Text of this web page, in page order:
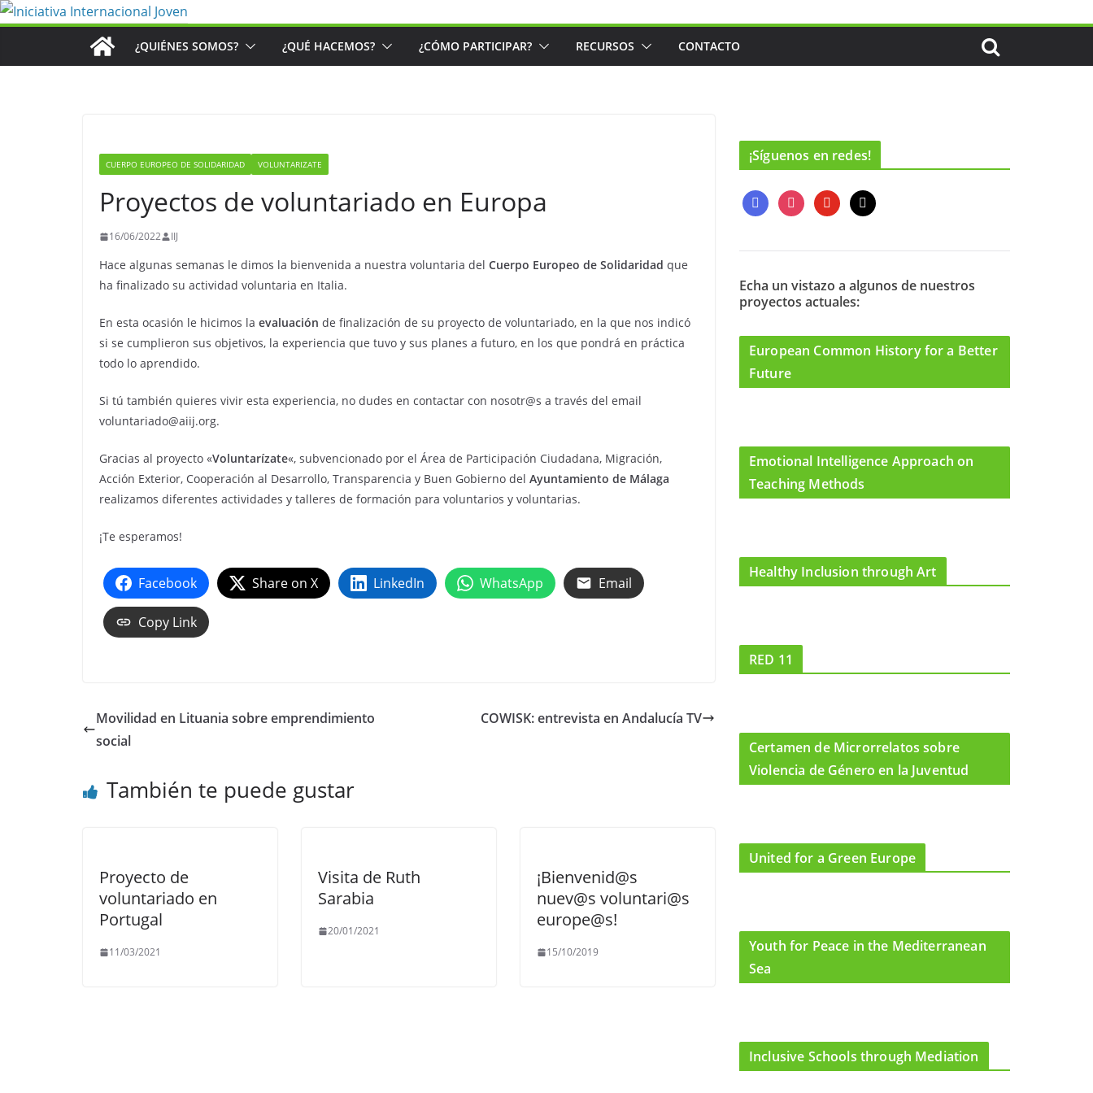
Saltar
¿QUIÉNES SOMOS? ¿QUÉ HACEMOS? ¿CÓMO PARTICIPAR? RECURSOS CONTACTO
CUERPO EUROPEO DE SOLIDARIDAD VOLUNTARIZATE
Proyectos de voluntariado en Europa
16/06/2022 IIJ
Hace algunas semanas le dimos la bienvenida a nuestra voluntaria del Cuerpo Europeo de Solidaridad que
ha finalizado su actividad voluntaria en Italia.
En esta ocasión le hicimos la evaluación de finalización de su proyecto de voluntariado, en la que nos indicó
si se cumplieron sus objetivos, la experiencia que tuvo y sus planes a futuro, en los que pondrá en práctica
todo lo aprendido.
Si tú también quieres vivir esta experiencia, no dudes en contactar con nosotr@s a través del email
voluntariado@aiij.org.
Gracias al proyecto «Voluntarízate«, subvencionado por el Área de Participación Ciudadana, Migración,
Acción Exterior, Cooperación al Desarrollo, Transparencia y Buen Gobierno del Ayuntamiento de Málaga
realizamos diferentes actividades y talleres de formación para voluntarios y voluntarias.
¡Te esperamos!
Facebook Share on X LinkedIn WhatsApp Email
Copy Link
Movilidad en Lituania sobre emprendimiento
social
COWISK: entrevista en Andalucía TV
También te puede gustar
Proyecto de
voluntariado en
Portugal
11/03/2021
Visita de Ruth
Sarabia
20/01/2021
¡Bienvenid@s
nuev@s voluntari@s
europe@s!
15/10/2019
¡Síguenos en redes!
f
a
e
o
o
i
n
t
g
r
m
y
o
t
b
e
m
a
l
Echa un vistazo a algunos de nuestros
proyectos actuales:
European Common History for a Better
Future
Emotional Intelligence Approach on
Teaching Methods
Healthy Inclusion through Art
RED 11
Certamen de Microrrelatos sobre
Violencia de Género en la Juventud
United for a Green Europe
Youth for Peace in the Mediterranean
Sea
Inclusive Schools through Mediation